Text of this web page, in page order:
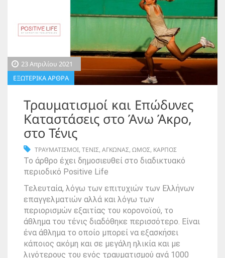
23 Απριλίου 2021
ΕΞΩΤΕΡΙΚΑ ΑΡΘΡΑ
Τραυματισμοί και Επώδυνες
Καταστάσεις στο Άνω Άκρο,
στο Τένις
ΤΡΑΥΜΑΤΙΣΜΟΙ, ΤΕΝΙΣ, ΑΓΚΩΝΑΣ, ΩΜΟΣ, ΚΑΡΠΟΣ
Το άρθρο έχει δημοσιευθεί στο διαδικτυακό
περιοδικό Positive Life
Τελευταία, λόγω των επιτυχιών των Ελλήνων
επαγγελματιών αλλά και λόγω των
περιορισμών εξαιτίας του κορονοϊού, το
άθλημα του τένις διαδόθηκε περισσότερο. Είναι
ένα άθλημα το οποίο μπορεί να εξασκήσει
κάποιος ακόμη και σε μεγάλη ηλικία και με
λιγότερους του ενός τραυματισμού ανά 1000